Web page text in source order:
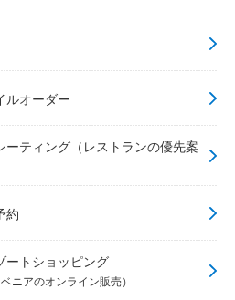
ルオーダー
ーティング（レストランの優先案
約
ートショッピング
ニアのオンライン販売）